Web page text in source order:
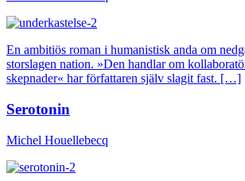
En ambitiös roman i humanistisk anda om
storslagen nation. »Den handlar om
skepnader« har författaren själv slagit fast. […]
Serotonin
Michel Houellebecq